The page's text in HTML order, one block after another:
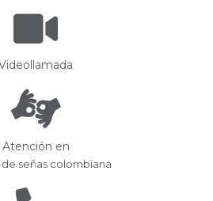
Atención en
señas colombiana